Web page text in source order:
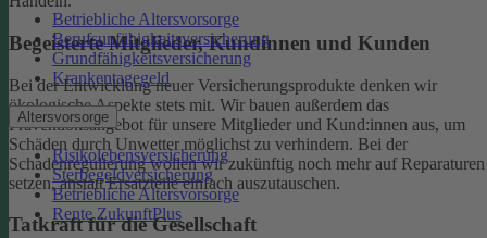
Betriebliche Altersvorsorge
Berufsunfähigkeitsversicherung
Grundfähigkeitsversicherung
Krankentagegeld
Altersvorsorge
Risikolebensversicherung
Sterbegeldversicherung
Betriebliche Altersvorsorge
Rente ZukunftPlus
Begeisterte Mitglieder, Kundinnen und Kunden
Bei der Entwicklung neuer Versicherungsprodukte denken wir
ökologische Aspekte stets mit. Wir bauen außerdem das
Präventionsangebot für unsere Mitglieder und Kund:innen aus, um
Schäden durch Unwetter möglichst zu verhindern. Bei der
Schadenregulierung wollen wir zukünftig noch mehr auf Reparaturen
setzen, anstatt Ersatzteile einfach auszutauschen.
Tatkraft für die Gesellschaft